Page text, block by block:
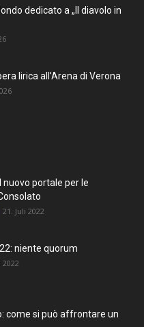
dedicato a „Il diavolo in
lirica all’Arena di Verona
nuovo portale per le
21. Juli 2022
niente quorum
2022
come si può affrontare un